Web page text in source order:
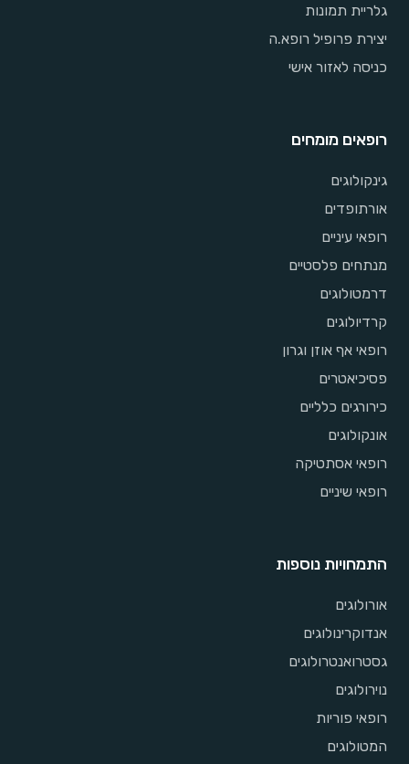
גלריית תמונות
יצירת פרופיל רופא.ה
כניסה לאזור אישי
רופאים מומחים
גינקולוגים
אורתופדים
רופאי עיניים
מנתחים פלסטיים
דרמטולוגים
קרדיולוגים
רופאי אף אוזן וגרון
פסיכיאטרים
כירורגים כלליים
אונקולוגים
רופאי אסתטיקה
רופאי שיניים
התמחויות נוספות
אורולוגים
אנדוקרינולוגים
גסטרואנטרולוגים
נוירולוגים
רופאי פוריות
המטולוגים